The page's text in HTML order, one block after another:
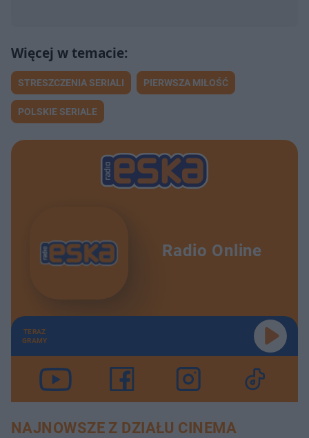
STRESZCZENIA SERIALI PIERWSZA MIŁOŚĆ
POLSKIE SERIALE
Radio Online
TERAZ
GRAMY
NAJNOWSZE Z DZIAŁU CINEMA